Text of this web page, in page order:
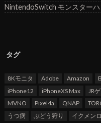
NintendoSwitch モンスター
タグ
8Kモニタ Adobe Amazon
iPhone12
iPhoneXS Max JR
MVNO
Pixel4a QNAP
うつ病
ぶどう狩り イクメン